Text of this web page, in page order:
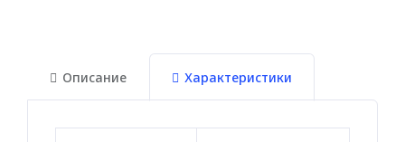
Угловые молдинги
Уголки
Описание Характеристики